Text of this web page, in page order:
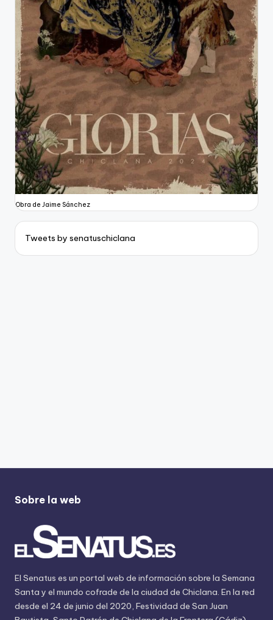
Obra de Jaime Sánchez
Tweets by senatuschiclana
Sobre la web
El Senatus es un portal web de información sobre la Semana
Santa y el mundo cofrade de la ciudad de Chiclana. En la red
desde el 24 de junio del 2020, Festividad de San Juan